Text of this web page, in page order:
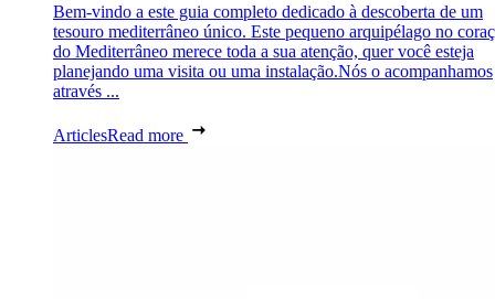
Bem-vindo a este guia completo dedicado à descoberta de um
tesouro mediterrâneo único. Este pequeno arquipélago no
do Mediterrâneo merece toda a sua atenção, quer você esteja
planejando uma visita ou uma instalação.Nós o acompanhamos
através ...
ArticlesRead more